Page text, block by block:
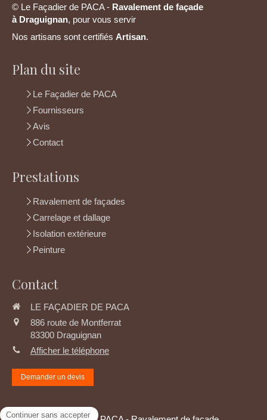
© Le Façadier de PACA - Ravalement de façade
àDraguignan, pour vous servir
Nos artisans sont certifiés Artisan.
Plan du site
Le Façadier de PACA
Fournisseurs
Avis
Contact
Prestations
Ravalement de façades
Carrelage et dallage
Isolation extérieure
Peinture
Contact
LE FAÇADIER DE PACA
886 route de Montferrat
83300 Draguignan
Afficher le téléphone
Demander un devis